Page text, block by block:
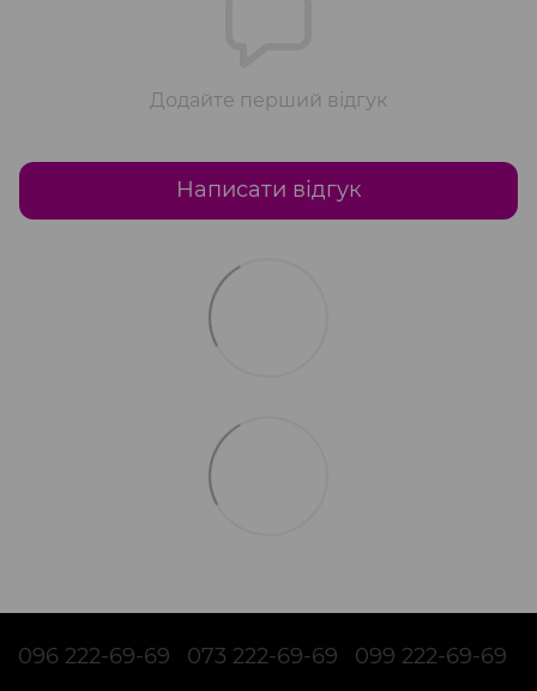
Додайте перший відгук
Написати відгук
096 222-69-69 073 222-69-69 099 222-69-69